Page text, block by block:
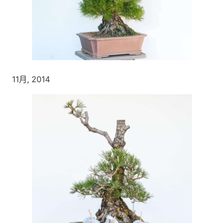
11月, 2014